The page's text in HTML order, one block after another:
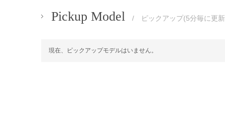
Pickup Model / ピックアップ(5分毎に更
現在、ピックアップモデルはいません。